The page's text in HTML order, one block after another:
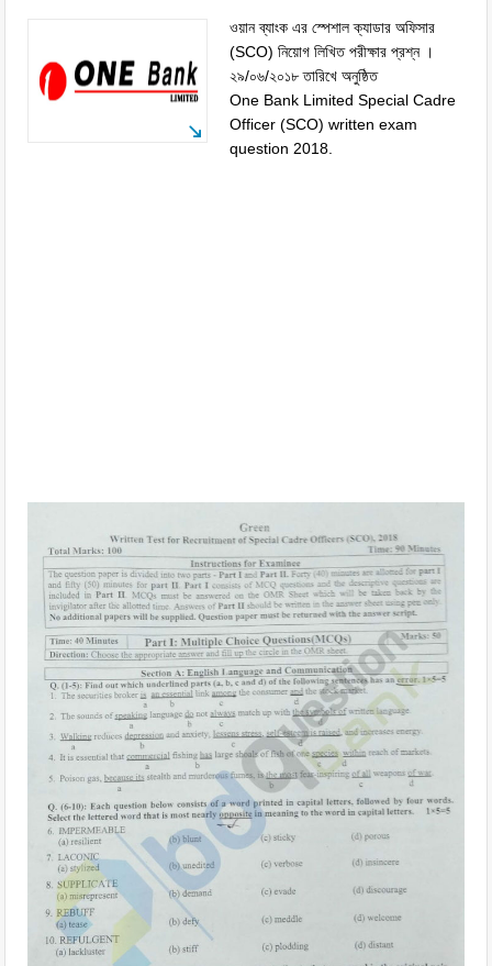
ওয়ান ব্যাংক এর স্পেশাল ক্যাডার অফিসার
(SCO) নিয়োগ লিখিত পরীক্ষার প্রশ্ন ।
২৯/০৬/২০১৮ তারিখে অনুষ্ঠিত
One Bank Limited Special Cadre
Officer (SCO) written exam
question 2018.